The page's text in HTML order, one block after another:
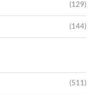
(129)
(144)
(511)